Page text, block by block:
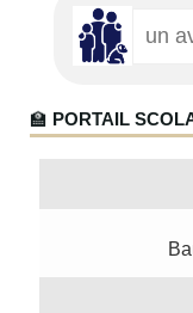
🏫 PORTAIL